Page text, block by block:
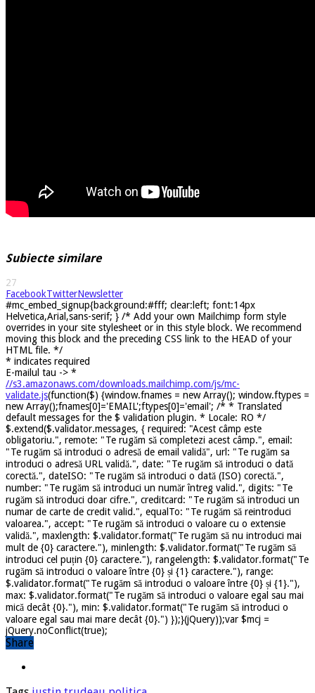
Subiecte similare
27
FacebookTwitterNewsletter
#mc_embed_signup{background:#fff; clear:left; font:14px
Helvetica,Arial,sans-serif; } /* Add your own Mailchimp form style
overrides in your site stylesheet or in this style block. We recommend
moving this block and the preceding CSS link to the HEAD of your
HTML file. */
* indicates required
E-mailul tau -> *
//s3.amazonaws.com/downloads.mailchimp.com/js/mc-
validate.js(function($) {window.fnames = new Array(); window.ftypes =
new Array();fnames[0]='EMAIL';ftypes[0]='email'; /* * Translated
default messages for the $ validation plugin. * Locale: RO */
$.extend($.validator.messages, { required: "Acest câmp este
obligatoriu.", remote: "Te rugăm să completezi acest câmp.", email:
"Te rugăm să introduci o adresă de email validă", url: "Te rugăm sa
introduci o adresă URL validă.", date: "Te rugăm să introduci o dată
corectă.", dateISO: "Te rugăm să introduci o dată (ISO) corectă.",
number: "Te rugăm să introduci un număr întreg valid.", digits: "Te
rugăm să introduci doar cifre.", creditcard: "Te rugăm să introduci un
numar de carte de credit valid.", equalTo: "Te rugăm să reintroduci
valoarea.", accept: "Te rugăm să introduci o valoare cu o extensie
validă.", maxlength: $.validator.format("Te rugăm să nu introduci mai
mult de {0} caractere."), minlength: $.validator.format("Te rugăm să
introduci cel puțin {0} caractere."), rangelength: $.validator.format("Te
rugăm să introduci o valoare între {0} și {1} caractere."), range:
$.validator.format("Te rugăm să introduci o valoare între {0} și {1}."),
max: $.validator.format("Te rugăm să introduci o valoare egal sau mai
mică decât {0}."), min: $.validator.format("Te rugăm să introduci o
valoare egal sau mai mare decât {0}.") });}(jQuery));var $mcj =
jQuery.noConflict(true);
Share